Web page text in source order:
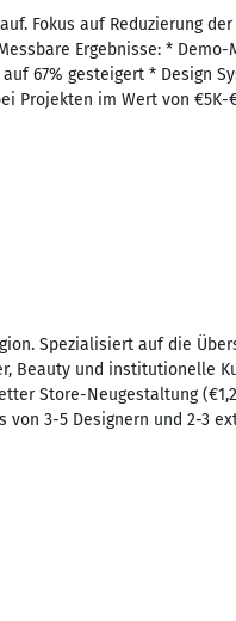
Fokus auf Reduzierung
Ergebnisse: *
67% gesteigert * Design
Projekten im Wert von €5K-
Spezialisiert auf die
Beauty und institutionelle
Store-Neugestaltung
3-5 Designern und 2-3